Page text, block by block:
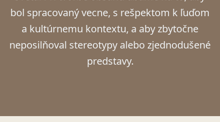
bol spracovaný vecne, s rešpektom k ľuďom
a kultúrnemu kontextu, a aby zbytočne
neposilňoval stereotypy alebo zjednodušené
predstavy.